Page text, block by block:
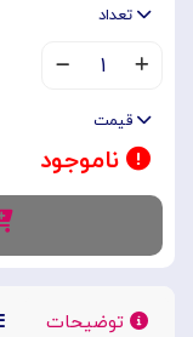
تعداد
۱
قیمت
ناموجود
توضیحات